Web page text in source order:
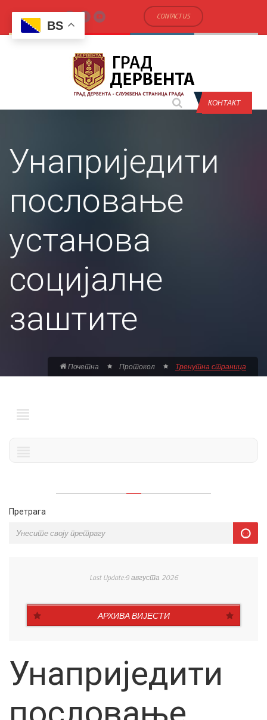
CONTACT US
КОНТАКТ
Унаприједити
пословање
установа
социјалне
заштите
Почетна Протокол Тренутна страница
Претрага
Last Update:9 августа 2026
АРХИВА ВИЈЕСТИ
Унаприједити
BS